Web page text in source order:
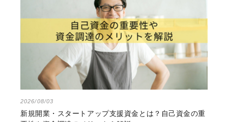
2026/08/03
新規開業・スタートアップ支援資金とは？自己資金の重